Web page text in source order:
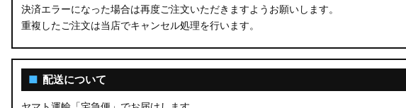
決済エラーになった場合は再度ご注文いただきますようお願いします。
重複したご注文は当店でキャンセル処理を行います。
■ 配送について